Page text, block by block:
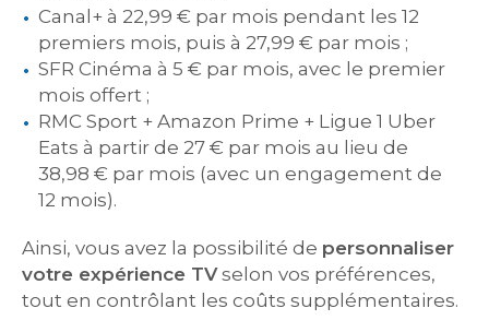
Canal+ à 22,99 € par mois pendant les 12
premiers mois, puis à 27,99 € par mois ;
SFR Cinéma à 5 € par mois, avec le premier
mois offert ;
RMC Sport + Amazon Prime + Ligue 1 Uber
Eats à partir de 27 € par mois au lieu de
38,98 € par mois (avec un engagement de
12 mois).
Ainsi, vous avez la possibilité de personnaliser
votre expérience TVselon vos préférences,
tout en contrôlant les coûts supplémentaires.